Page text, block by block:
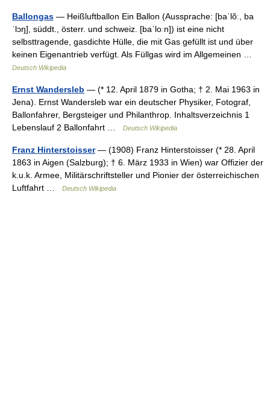
Ballongas — Heißluftballon Ein Ballon (Aussprache: [baˈlõː, ba
ˈlɔŋ], süddt., österr. und schweiz. [baˈloːn]) ist eine nicht
selbsttragende, gasdichte Hülle, die mit Gas gefüllt ist und über
keinen Eigenantrieb verfügt. Als Füllgas wird im Allgemeinen …
Deutsch Wikipedia
Ernst Wandersleb — (* 12. April 1879 in Gotha; † 2. Mai 1963 in
Jena). Ernst Wandersleb war ein deutscher Physiker, Fotograf,
Ballonfahrer, Bergsteiger und Philanthrop. Inhaltsverzeichnis 1
Lebenslauf 2 Ballonfahrt …
Deutsch Wikipedia
Franz Hinterstoisser— (1908) Franz Hinterstoisser (* 28. April
1863 in Aigen (Salzburg); † 6. März 1933 in Wien) war Offizier der
k.u.k. Armee, Militärschriftsteller und Pionier der österreichischen
Luftfahrt …
Deutsch Wikipedia